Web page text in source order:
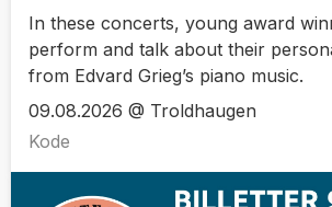
In these concerts, young award
perform and talk about their
from Edvard Grieg’s piano music.
09.08.2026 @ Troldhaugen
Kode